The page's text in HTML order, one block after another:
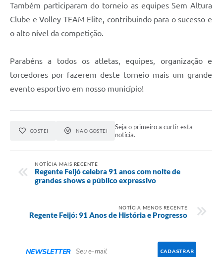
Também participaram do torneio as equipes Sem Altura
Clube e Volley TEAM Elite, contribuindo para o sucesso e
o alto nível da competição.
Parabéns a todos os atletas, equipes, organização e
torcedores por fazerem deste torneio mais um grande
evento esportivo em nosso município!
GOSTEI NÃO GOSTEI
Seja o primeiro a curtir esta
notícia.
NOTÍCIA MAIS RECENTE
Regente Feijó celebra 91 anos com noite de
grandes shows e público expressivo
NOTÍCIA MENOS RECENTE
Regente Feijó: 91 Anos de História e Progresso
NEWSLETTER CADASTRAR